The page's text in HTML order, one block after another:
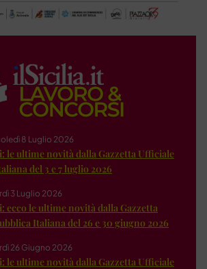
8 Luglio 2026
le ultime novità dalla Gazzetta Ufficiale
del 3 e 7 luglio 2026
3 Luglio 2026
ecco le ultime novità dalla Gazzetta
Italiana del 26 e 30 giugno 2026
26 Giugno 2026
le ultime novità dalla Gazzetta Ufficiale